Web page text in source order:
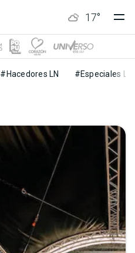
17°
#Hacedores LN #Especiales LN